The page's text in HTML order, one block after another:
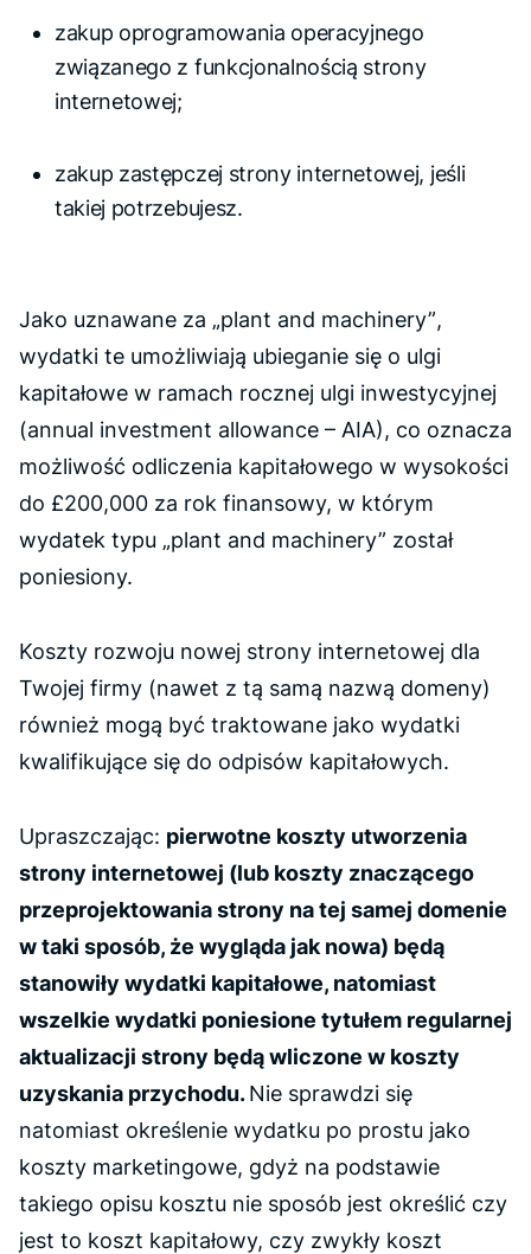
zakup oprogramowania operacyjnego
związanego z funkcjonalnością strony
internetowej;
zakup zastępczej strony internetowej, jeśli
takiej potrzebujesz.
Jako uznawane za „plant and machinery”,
wydatki te umożliwiają ubieganie się o ulgi
kapitałowe w ramach rocznej ulgi inwestycyjnej
(annual investment allowance – AIA), co oznacza
możliwość odliczenia kapitałowego w wysokości
do £200,000 za rok finansowy, w którym
wydatek typu „plant and machinery” został
poniesiony.
Koszty rozwoju nowej strony internetowej dla
Twojej firmy (nawet z tą samą nazwą domeny)
również mogą być traktowane jako wydatki
kwalifikujące się do odpisów kapitałowych.
Upraszczając: pierwotne koszty utworzenia
strony internetowej (lub koszty znaczącego
przeprojektowania strony na tej samej domenie
w taki sposób, że wygląda jak nowa) będą
stanowiły wydatki kapitałowe, natomiast
wszelkie wydatki poniesione tytułem regularnej
aktualizacji strony będą wliczone w koszty
uzyskania przychodu.Nie sprawdzi się
natomiast określenie wydatku po prostu jako
koszty marketingowe, gdyż na podstawie
takiego opisu kosztu nie sposób jest określić czy
jest to koszt kapitałowy, czy zwykły koszt